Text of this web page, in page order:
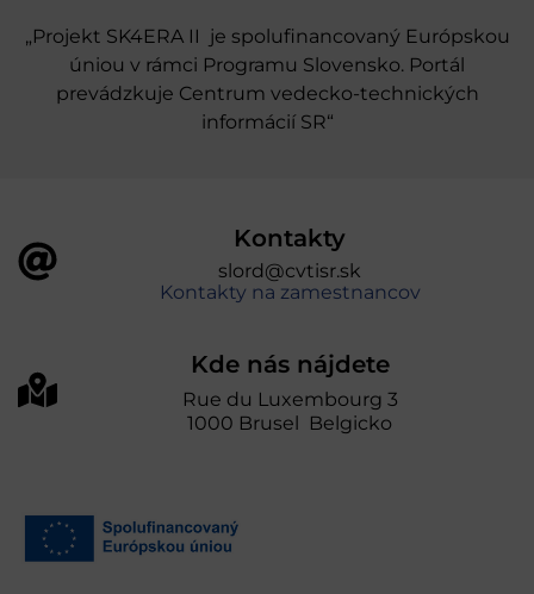
„Projekt SK4ERA II je spolufinancovaný Európskou
úniou v rámci Programu Slovensko. Portál
prevádzkuje Centrum vedecko-technických
informácií SR“
Kontakty
slord@cvtisr.sk
Kontakty na zamestnancov
Kde nás nájdete
Rue du Luxembourg 3
1000 Brusel Belgicko